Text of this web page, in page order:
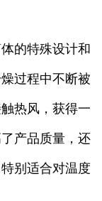
的特殊设计和
过程中不断被
热风，获得一
产品质量，还
别适合对温度